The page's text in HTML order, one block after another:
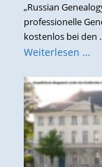
„Russian
professionelle
kostenlos bei den
Weiterlesen …